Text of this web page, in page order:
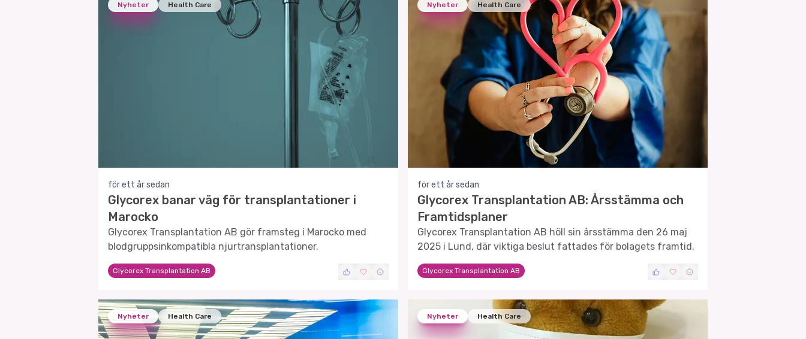
Nyheter Health Care
för ett år sedan
Glycorex banar väg för transplantationer i
Marocko
Glycorex Transplantation AB gör framsteg i Marocko med
blodgruppsinkompatibla njurtransplantationer.
Glycorex Transplantation AB
Nyheter Health Care
för ett år sedan
Glycorex Transplantation AB: Årsstämma och
Framtidsplaner
Glycorex Transplantation AB höll sin årsstämma den 26 maj
2025 i Lund, där viktiga beslut fattades för bolagets framtid.
Glycorex Transplantation AB
Nyheter Health Care Nyheter Health Care